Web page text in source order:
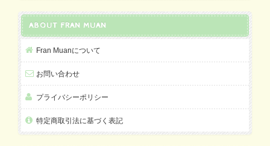
ABOUT FRAN MUAN
Fran Muanについて
お問い合わせ
プライバシーポリシー
特定商取引法に基づく表記